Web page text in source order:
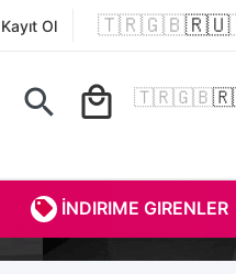
Kayıt Ol 🇹🇷🇬🇧🇷🇺
search local_mall 🇹🇷🇬🇧
İNDIRIME GIRENLER